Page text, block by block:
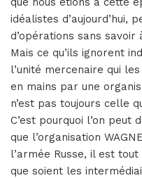
idéalistes d’aujourd’hui,
d’opérations sans
Mais ce qu’ils ignorent
l’unité mercenaire qui
en mains par une
n’est pas toujours celle
C’est pourquoi l’on peut
que l’organisation
l’armée Russe, il est
que soient les